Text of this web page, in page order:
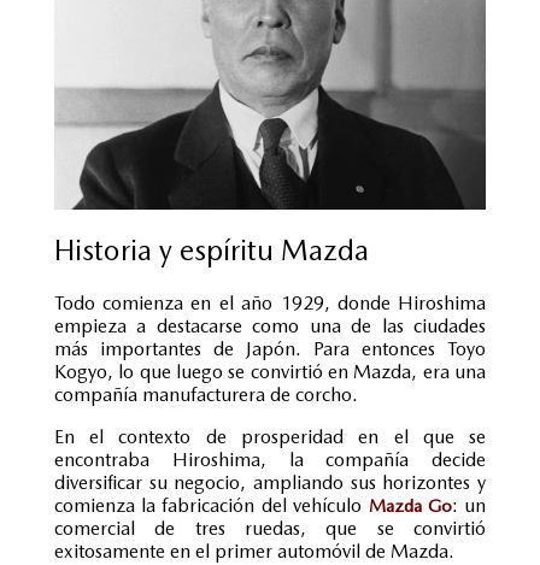
Historia y espíritu Mazda
Todo comienza en el año 1929, donde Hiroshima
empieza a destacarse como una de las ciudades
más importantes de Japón. Para entonces Toyo
Kogyo, lo que luego se convirtió en Mazda, era una
compañía manufacturera de corcho.
En el contexto de prosperidad en el que se
encontraba Hiroshima, la compañía decide
diversificar su negocio, ampliando sus horizontes y
comienza la fabricación del vehículo Mazda Go: un
comercial de tres ruedas, que se convirtió
exitosamente en el primer automóvil de Mazda.